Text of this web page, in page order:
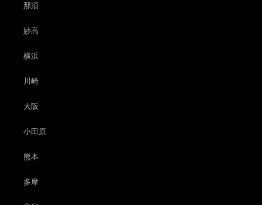
那須
妙高
横浜
川崎
大阪
小田原
熊本
多摩